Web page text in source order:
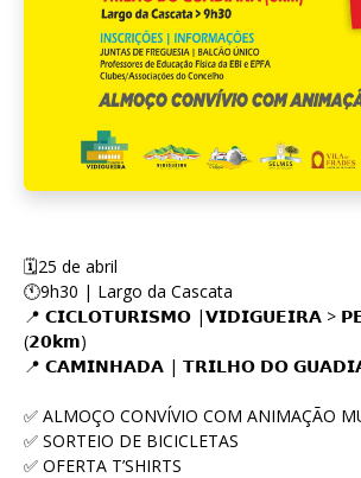
🗓25 de abril
🕚9h30 | Largo da Cascata
📍 𝗖𝗜𝗖𝗟𝗢𝗧𝗨𝗥𝗜𝗦𝗠𝗢 |𝗩𝗜𝗗𝗜𝗚𝗨𝗘𝗜𝗥𝗔 >
(𝟮𝟬𝗸𝗺)
📍 𝗖𝗔𝗠𝗜𝗡𝗛𝗔𝗗𝗔 | 𝗧𝗥𝗜𝗟𝗛𝗢 𝗗𝗢
✅ ALMOÇO CONVÍVIO COM ANIMAÇÃO
✅ SORTEIO DE BICICLETAS
✅ OFERTA T’SHIRTS